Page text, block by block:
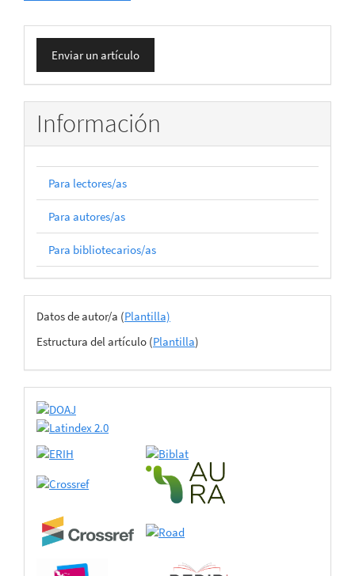
Enviar
un
artículo
Enviar un artículo
Información
Para lectores/as
Para autores/as
Para bibliotecarios/as
Archivos
del
envío
Datos de autor/a (Plantilla)
Estructura del artículo (Plantilla)
certificado
de
adhesión